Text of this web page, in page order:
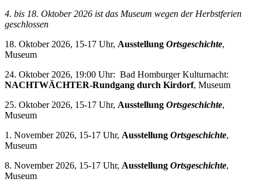
4. bis 18. Oktober 2026 ist das Museum wegen der Herbstferien
geschlossen
18. Oktober 2026, 15-17 Uhr, Ausstellung Ortsgeschichte,
Museum
24. Oktober 2026, 19:00 Uhr: Bad Homburger Kulturnacht:
NACHTWÄCHTER-Rundgang durch Kirdorf, Museum
25. Oktober 2026, 15-17 Uhr, Ausstellung Ortsgeschichte,
Museum
1. November 2026, 15-17 Uhr, Ausstellung Ortsgeschichte,
Museum
8. November 2026, 15-17 Uhr, Ausstellung Ortsgeschichte,
Museum